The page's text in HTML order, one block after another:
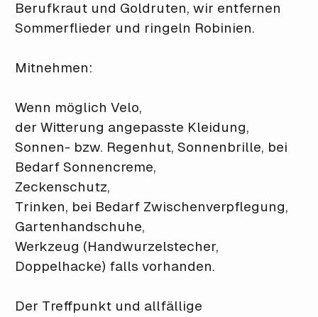
Berufkraut und Goldruten, wir entfernen
Sommerflieder und ringeln Robinien.
Mitnehmen:
Wenn möglich Velo,
der Witterung angepasste Kleidung,
Sonnen- bzw. Regenhut, Sonnenbrille, bei
Bedarf Sonnencreme,
Zeckenschutz,
Trinken, bei Bedarf Zwischenverpflegung,
Gartenhandschuhe,
Werkzeug (Handwurzelstecher,
Doppelhacke) falls vorhanden.
Der Treffpunkt und allfällige